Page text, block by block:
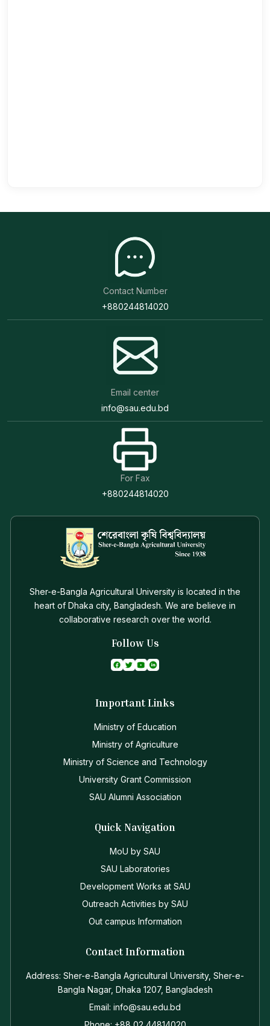
Contact Number
+880244814020
Email center
info@sau.edu.bd
For Fax
+880244814020
Sher-e-Bangla Agricultural University is located in the
heart of Dhaka city, Bangladesh. We are believe in
collaborative research over the world.
Follow Us
Important Links
Ministry of Education
Ministry of Agriculture
Ministry of Science and Technology
University Grant Commission
SAU Alumni Association
Quick Navigation
MoU by SAU
SAU Laboratories
Development Works at SAU
Outreach Activities by SAU
Out campus Information
Contact Information
Address: Sher-e-Bangla Agricultural University, Sher-e-
Bangla Nagar, Dhaka 1207, Bangladesh
Email: info@sau.edu.bd
Phone: +88 02 44814020